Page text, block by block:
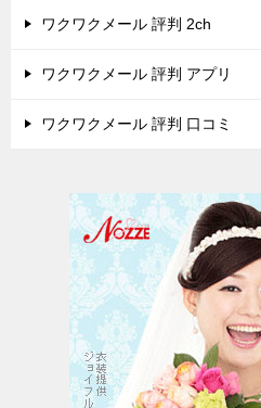
ワクワクメール 評判 2ch
ワクワクメール 評判 アプリ
ワクワクメール 評判 口コミ